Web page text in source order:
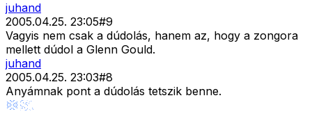
juhand
2005.04.25. 23:05#9
Vagyis nem csak a dúdolás, hanem az, hogy a zongora
mellett dúdol a Glenn Gould.
juhand
2005.04.25. 23:03#8
Anyámnak pont a dúdolás tetszik benne.